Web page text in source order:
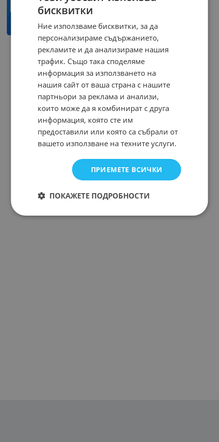
КУПИ
На страница по:
бисквитки
Ние използваме бисквитки, за да
персонализираме съдържанието,
рекламите и да анализираме нашия
трафик. Също така споделяме
информация за използването на
нашия сайт от ваша страна с нашите
партньори за реклама и анализи,
които може да я комбинират с друга
информация, която сте им
предоставили или която са събрали от
вашето използване на техните услуги.
ПРИЕМЕТЕ ВСИЧКИ
ПОКАЖЕТЕ ПОДРОБНОСТИ